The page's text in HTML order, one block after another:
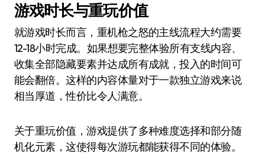
游戏时长与重玩价值
就游戏时长而言，重机枪之怒的主线流程大约需要
12-18小时完成。如果想要完整体验所有支线内容、
收集全部隐藏要素并达成所有成就，投入的时间可
能会翻倍。这样的内容体量对于一款独立游戏来说
相当厚道，性价比令人满意。
关于重玩价值，游戏提供了多种难度选择和部分随
机化元素，这使得每次游玩都能获得不同的体验。